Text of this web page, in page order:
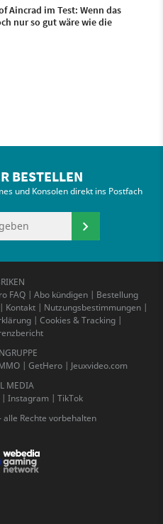
Aincrad im Test: Wenn das
nur so gut wäre wie die
BESTELLEN
und Konsolen direkt ins Postfach
FAQ| Abo kündigen| Bestellung
| Kontakt | Nutzungsbestimmungen |
| Cookies & Tracking|
| GetHero | Jeuxvideo.com
MEDIA
| Instagram | TikTok
Rechte vorbehalten